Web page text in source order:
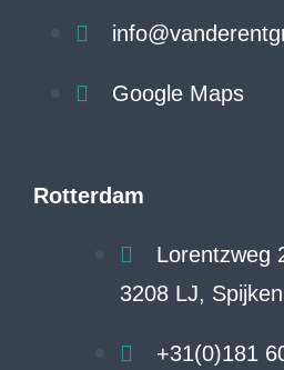
Google Maps
Rotterdam
Lorentzweg
3208 LJ,
+31(0)181